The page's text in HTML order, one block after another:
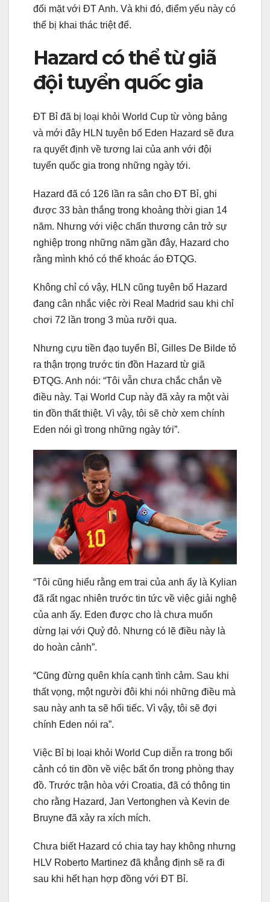
đối mặt với ĐT Anh. Và khi đó, điểm yếu này có
thể bị khai thác triệt để.
Hazard có thể từ giã
đội tuyển quốc gia
ĐT Bỉ đã bị loại khỏi World Cup từ vòng bảng
và mới đây HLN tuyên bố Eden Hazard sẽ đưa
ra quyết định về tương lai của anh với đội
tuyển quốc gia trong những ngày tới.
Hazard đã có 126 lần ra sân cho ĐT Bỉ, ghi
được 33 bàn thắng trong khoảng thời gian 14
năm. Nhưng với việc chấn thương cản trở sự
nghiệp trong những năm gần đây, Hazard cho
rằng mình khó có thể khoác áo ĐTQG.
Không chỉ có vậy, HLN cũng tuyên bố Hazard
đang cân nhắc việc rời Real Madrid sau khi chỉ
chơi 72 lần trong 3 mùa rưỡi qua.
Nhưng cựu tiền đạo tuyển Bỉ, Gilles De Bilde tỏ
ra thận trọng trước tin đồn Hazard từ giã
ĐTQG. Anh nói: “Tôi vẫn chưa chắc chắn về
điều này. Tại World Cup này đã xảy ra một vài
tin đồn thất thiệt. Vì vậy, tôi sẽ chờ xem chính
Eden nói gì trong những ngày tới”.
“Tôi cũng hiểu rằng em trai của anh ấy là Kylian
đã rất ngạc nhiên trước tin tức về việc giải nghệ
của anh ấy. Eden được cho là chưa muốn
dừng lại với Quỷ đỏ. Nhưng có lẽ điều này là
do hoàn cảnh”.
“Cũng đừng quên khía cạnh tình cảm. Sau khi
thất vọng, một người đôi khi nói những điều mà
sau này anh ta sẽ hối tiếc. Vì vậy, tôi sẽ đợi
chính Eden nói ra”.
Việc Bỉ bị loại khỏi World Cup diễn ra trong bối
cảnh có tin đồn về việc bất ổn trong phòng thay
đồ. Trước trận hòa với Croatia, đã có thông tin
cho rằng Hazard, Jan Vertonghen và Kevin de
Bruyne đã xảy ra xích mích.
Chưa biết Hazard có chia tay hay không nhưng
HLV Roberto Martinez đã khẳng định sẽ ra đi
sau khi hết hạn hợp đồng với ĐT Bỉ.